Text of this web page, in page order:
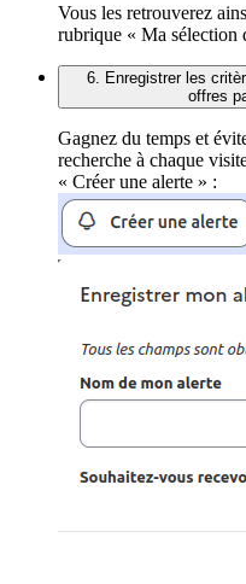
Vous les retrouverez
rubrique « Ma sélection
6. Enregistrer les
offres
Gagnez du temps et
recherche à chaque
« Créer une alerte » :